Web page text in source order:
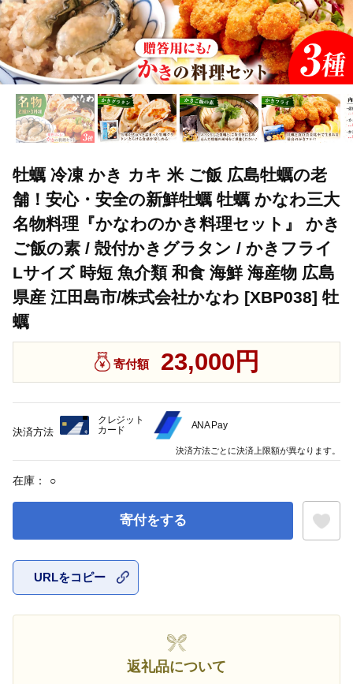
牡蠣 冷凍 かき カキ 米 ご飯 広島牡蠣の老
舗！安心・安全の新鮮牡蠣 牡蠣 かなわ三大
名物料理『かなわのかき料理セット』 かき
ご飯の素 / 殻付かきグラタン / かきフライ
Lサイズ 時短 魚介類 和食 海鮮 海産物 広島
県産 江田島市/株式会社かなわ [XBP038] 牡
蠣
寄付額 23,000円
在庫： ○
寄付をする
URLをコピー
返礼品について
決済方法
クレジット
カード
ANA Pay
決済方法ごとに決済上限額が異なります。